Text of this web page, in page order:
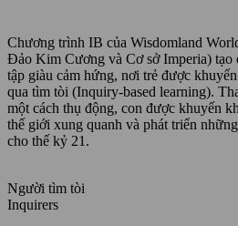
Chương trình IB của Wisdomland
Đảo Kim Cương và Cơ sở Imperia) tạo
tập giàu cảm hứng, nơi trẻ được
qua tìm tòi (Inquiry-based learning).
một cách thụ động, con được khuyến
thế giới xung quanh và phát triển
cho thế kỷ 21.
Người tìm tòi
Inquirers